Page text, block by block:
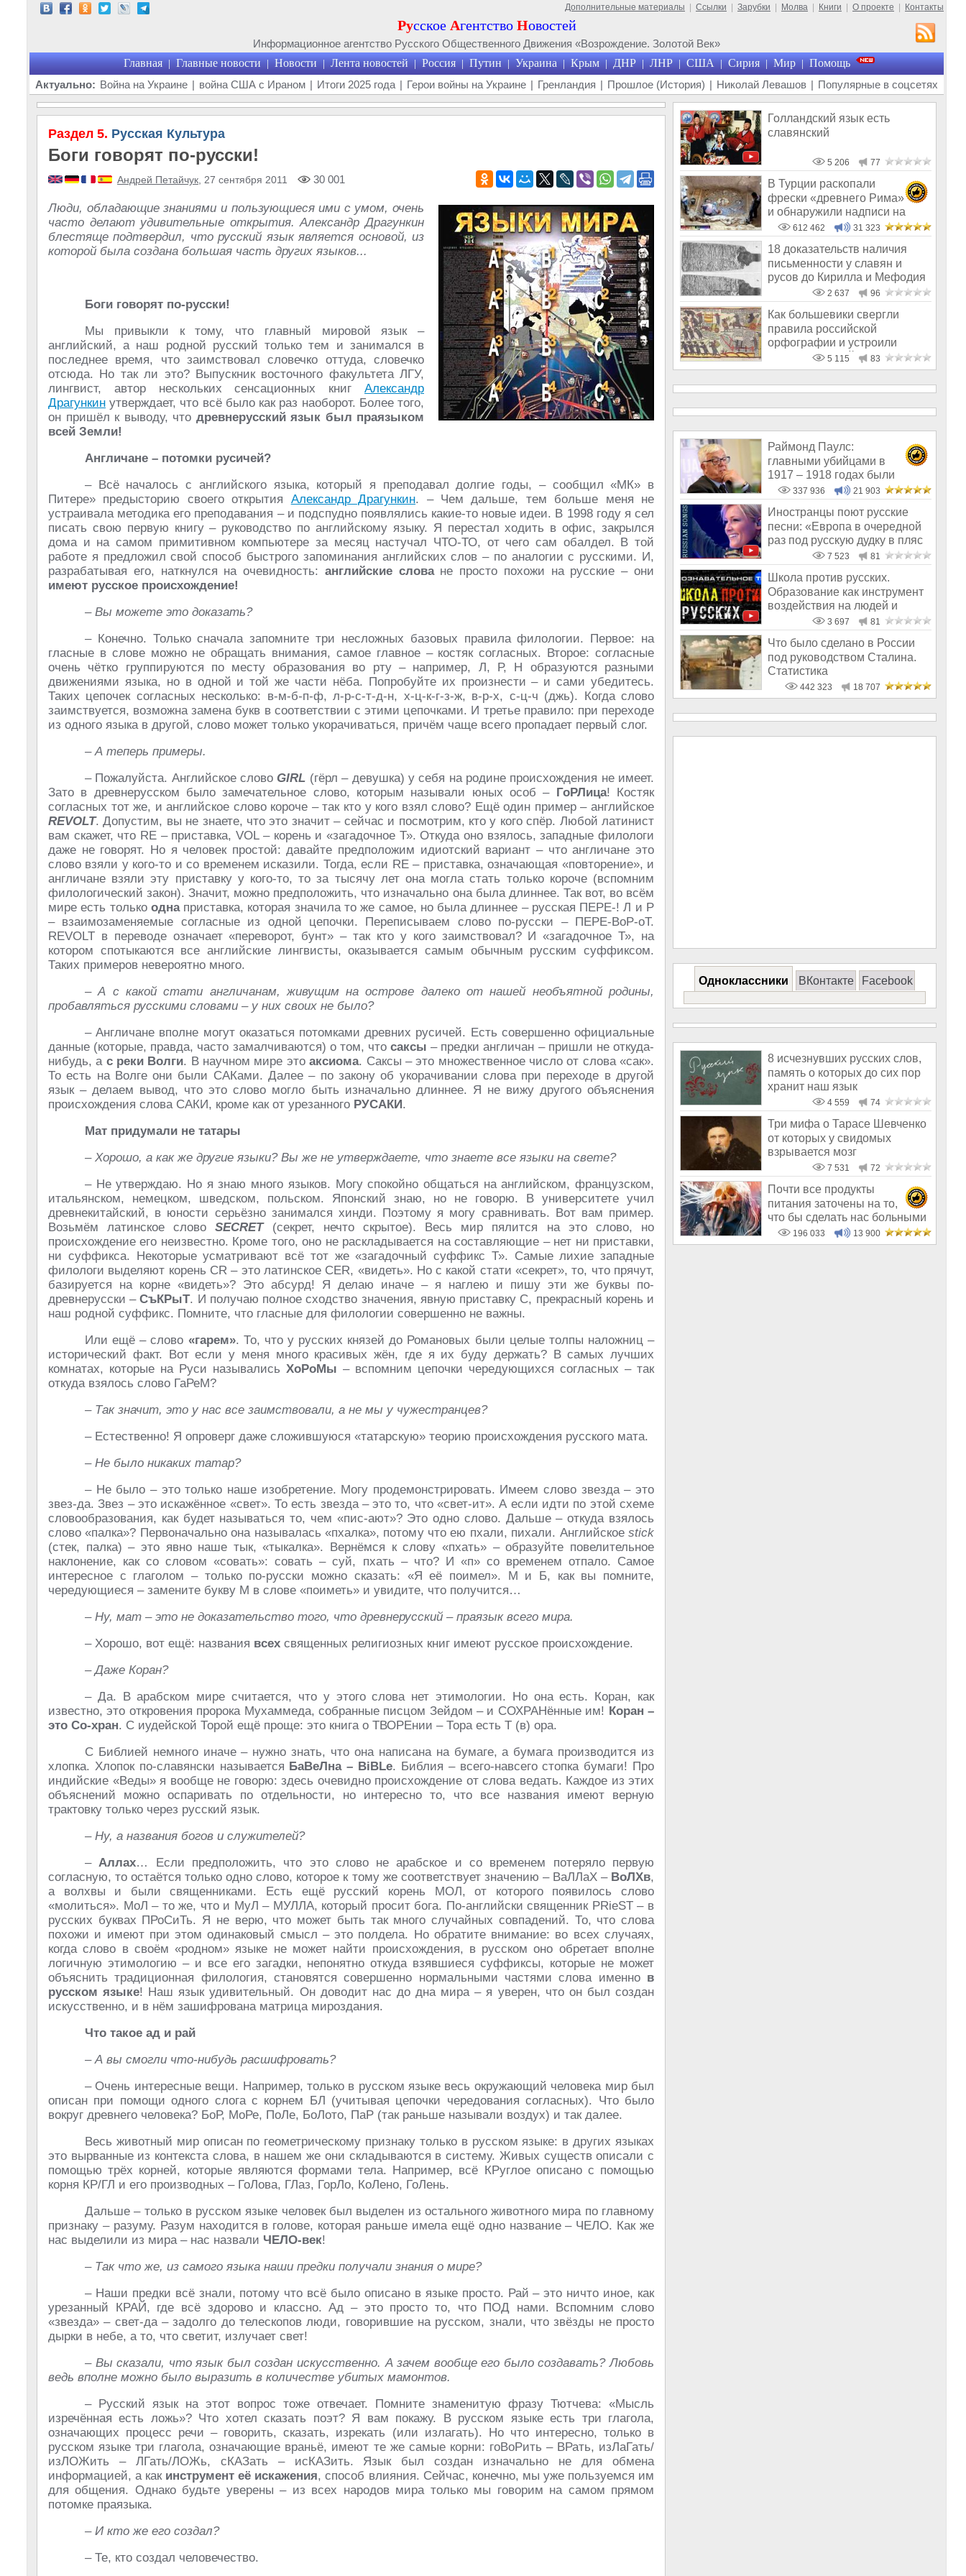
Дополнительные материалы Ссылки Зарубки Молва Книги О проекте Контакты
Русское Агентство Новостей
Информационное агентство Русского Общественного Движения «Возрождение. Золотой Век»
Главная | Главные новости | Новости | Лента новостей | Россия | Путин | Украина | Крым | ДНР | ЛНР | США | Сирия | Мир | Помощь
Актуально: Война на Украине | война США с Ираном | Итоги 2025 года | Герои войны на Украине | Гренландия | Прошлое (История) | Николай Левашов | Популярные в соцсетях
Раздел 5. Русская Культура
Боги говорят по-русски!
Андрей Петайчук , 27 сентября 2011 30 001
Люди, обладающие знаниями и пользующиеся ими с умом, очень
часто делают удивительные открытия. Александр Драгункин
блестяще подтвердил, что русский язык является основой, из
которой была создана большая часть других языков...
Боги говорят по-русски!
Мы привыкли к тому, что главный мировой язык –
английский, а наш родной русский только тем и занимался в
последнее время, что заимствовал словечко оттуда, словечко
отсюда. Но так ли это? Выпускник восточного факультета ЛГУ,
лингвист, автор нескольких сенсационных книг Александр
Драгункин утверждает, что всё было как раз наоборот. Более того,
он пришёл к выводу, что древнерусский язык был праязыком
всей Земли!
Англичане – потомки русичей?
– Всё началось с английского языка, который я преподавал долгие годы, – сообщил «МК» в
Питере» предысторию своего открытия Александр Драгункин. – Чем дальше, тем больше меня не
устраивала методика его преподавания – и подспудно появлялись какие-то новые идеи. В 1998 году я сел
писать свою первую книгу – руководство по английскому языку. Я перестал ходить в офис, закрылся
дома и на самом примитивном компьютере за месяц настучал ЧТО-ТО, от чего сам обалдел. В той
работе я предложил свой способ быстрого запоминания английских слов – по аналогии с русскими. И,
разрабатывая его, наткнулся на очевидность: английские словане просто похожи на русские – они
имеют русское происхождение!
– Вы можете это доказать?
– Конечно. Только сначала запомните три несложных базовых правила филологии. Первое: на
гласные в слове можно не обращать внимания, самое главное – костяк согласных. Второе: согласные
очень чётко группируются по месту образования во рту – например, Л, Р, Н образуются разными
движениями языка, но в одной и той же части нёба. Попробуйте их произнести – и сами убедитесь.
Таких цепочек согласных несколько: в-м-б-п-ф, л-р-с-т-д-н, х-ц-к-г-з-ж, в-р-х, с-ц-ч (джь). Когда слово
заимствуется, возможна замена букв в соответствии с этими цепочками. И третье правило: при переходе
из одного языка в другой, слово может только укорачиваться, причём чаще всего пропадает первый слог.
– А теперь примеры.
– Пожалуйста. Английское слово GIRL (гёрл – девушка) у себя на родине происхождения не имеет.
Зато в древнерусском было замечательное слово, которым называли юных особ – ГоРЛица! Костяк
согласных тот же, и английское слово короче – так кто у кого взял слово? Ещё один пример – английское
REVOLT. Допустим, вы не знаете, что это значит – сейчас и посмотрим, кто у кого спёр. Любой латинист
вам скажет, что RE – приставка, VOL – корень и «загадочное Т». Откуда оно взялось, западные филологи
даже не говорят. Но я человек простой: давайте предположим идиотский вариант – что англичане это
слово взяли у кого-то и со временем исказили. Тогда, если RE – приставка, означающая «повторение», и
англичане взяли эту приставку у кого-то, то за тысячу лет она могла стать только короче (вспомним
филологический закон). Значит, можно предположить, что изначально она была длиннее. Так вот, во всём
мире есть только однаприставка, которая значила то же самое, но была длиннее – русская ПЕРЕ-! Л и Р
– взаимозаменяемые согласные из одной цепочки. Переписываем слово по-русски – ПЕРЕ-ВоР-оТ.
REVOLT в переводе означает «переворот, бунт» – так кто у кого заимствовал? И «загадочное Т», на
котором спотыкаются все английские лингвисты, оказывается самым обычным русским суффиксом.
Таких примеров невероятно много.
– А с какой стати англичанам, живущим на острове далеко от нашей необъятной родины,
пробавляться русскими словами – у них своих не было?
– Англичане вполне могут оказаться потомками древних русичей. Есть совершенно официальные
данные (которые, правда, часто замалчиваются) о том, чтосаксы – предки англичан – пришли не откуда-
нибудь, а с реки Волги. В научном мире этоаксиома. Саксы – это множественное число от слова «сак».
То есть на Волге они были САКами. Далее – по закону об укорачивании слова при переходе в другой
язык – делаем вывод, что это слово могло быть изначально длиннее. Я не вижу другого объяснения
происхождения слова САКИ, кроме как от урезанного РУСАКИ.
Мат придумали не татары
– Хорошо, а как же другие языки? Вы же не утверждаете, что знаете все языки на свете?
– Не утверждаю. Но я знаю много языков. Могу спокойно общаться на английском, французском,
итальянском, немецком, шведском, польском. Японский знаю, но не говорю. В университете учил
древнекитайский, в юности серьёзно занимался хинди. Поэтому я могу сравнивать. Вот вам пример.
Возьмём латинское словоSECRET(секрет, нечто скрытое). Весь мир пялится на это слово, но
происхождение его неизвестно. Кроме того, оно не раскладывается на составляющие – нет ни приставки,
ни суффикса. Некоторые усматривают всё тот же «загадочный суффикс Т». Самые лихие западные
филологи выделяют корень CR – это латинское CER, «видеть». Но с какой стати «секрет», то, что прячут,
базируется на корне «видеть»? Это абсурд! Я делаю иначе – я наглею и пишу эти же буквы по-
древнерусски –СъКРыТ. И получаю полное сходство значения, явную приставку С, прекрасный корень и
наш родной суффикс. Помните, что гласные для филологии совершенно не важны.
Или ещё – слово «гарем». То, что у русских князей до Романовых были целые толпы наложниц –
исторический факт. Вот если у меня много красивых жён, где я их буду держать? В самых лучших
комнатах, которые на Руси назывались ХоРоМы – вспомним цепочки чередующихся согласных – так
откуда взялось слово ГаРеМ?
– Так значит, это у нас все заимствовали, а не мы у чужестранцев?
– Естественно! Я опроверг даже сложившуюся «татарскую» теорию происхождения русского мата.
– Не было никаких татар?
– Не было – это только наше изобретение. Могу продемонстрировать. Имеем слово звезда – это
звез-да. Звез – это искажённое «свет». То есть звезда – это то, что «свет-ит». А если идти по этой схеме
словообразования, как будет называться то, чем «пис-ают»? Это одно слово. Дальше – откуда взялось
слово «палка»? Первоначально она называлась «пхалка», потому что ею пхали, пихали. Английское stick
(стек, палка) – это явно наше тык, «тыкалка». Вернёмся к слову «пхать» – образуйте повелительное
наклонение, как со словом «совать»: совать – суй, пхать – что? И «п» со временем отпало. Самое
интересное с глаголом – только по-русски можно сказать: «Я её поимел». М и Б, как вы помните,
чередующиеся – замените букву М в слове «поиметь» и увидите, что получится…
– Ну, мат – это не доказательство того, что древнерусский – праязык всего мира.
– Хорошо, вот ещё: названия всех священных религиозных книг имеют русское происхождение.
– Даже Коран?
– Да. В арабском мире считается, что у этого слова нет этимологии. Но она есть. Коран, как
известно, это откровения пророка Мухаммеда, собранные писцом Зейдом – и СОХРАНённые им! Коран –
это Со-хран. С иудейской Торой ещё проще: это книга о ТВОРЕнии – Тора есть Т (в) ора.
С Библией немного иначе – нужно знать, что она написана на бумаге, а бумага производится из
хлопка. Хлопок по-славянски называется БаВеЛна – BiBLe. Библия – всего-навсего стопка бумаги! Про
индийские «Веды» я вообще не говорю: здесь очевидно происхождение от слова ведать. Каждое из этих
объяснений можно оспаривать по отдельности, но интересно то, что все названия имеют верную
трактовку только через русский язык.
– Ну, а названия богов и служителей?
–Аллах… Если предположить, что это слово не арабское и со временем потеряло первую
согласную, то остаётся только одно слово, которое к тому же соответствует значению – ВаЛЛаХ – ВоЛХв,
а волхвы и были священниками. Есть ещё русский корень МОЛ, от которого появилось слово
«молиться». МоЛ – то же, что и МуЛ – МУЛЛА, который просит бога. По-английски священник PRieST – в
русских буквах ПРоСиТь. Я не верю, что может быть так много случайных совпадений. То, что слова
похожи и имеют при этом одинаковый смысл – это полдела. Но обратите внимание: во всех случаях,
когда слово в своём «родном» языке не может найти происхождения, в русском оно обретает вполне
логичную этимологию – и все его загадки, непонятно откуда взявшиеся суффиксы, которые не может
объяснить традиционная филология, становятся совершенно нормальными частями слова именно в
русском языке! Наш язык удивительный. Он доводит нас до дна мира – я уверен, что он был создан
искусственно, и в нём зашифрована матрица мироздания.
Что такое ад и рай
– А вы смогли что-нибудь расшифровать?
– Очень интересные вещи. Например, только в русском языке весь окружающий человека мир был
описан при помощи одного слога с корнем БЛ (учитывая цепочки чередования согласных). Что было
вокруг древнего человека? БоР, МоРе, ПоЛе, БоЛото, ПаР (так раньше называли воздух) и так далее.
Весь животный мир описан по геометрическому признаку только в русском языке: в других языках
это вырванные из контекста слова, в нашем же они складываются в систему. Живых существ описали с
помощью трёх корней, которые являются формами тела. Например, всё КРуглое описано с помощью
корня КР/ГЛ и его производных – ГоЛова, ГЛаз, ГорЛо, КоЛено, ГоЛень.
Дальше – только в русском языке человек был выделен из остального животного мира по главному
признаку – разуму. Разум находится в голове, которая раньше имела ещё одно название – ЧЕЛО. Как же
нас выделили из мира – нас назвали ЧЕЛО-век!
– Так что же, из самого языка наши предки получали знания о мире?
– Наши предки всё знали, потому что всё было описано в языке просто. Рай – это ничто иное, как
урезанный КРАЙ, где всё здорово и классно. Ад – это просто то, что ПОД нами. Вспомним слово
«звезда» – свет-да – задолго до телескопов люди, говорившие на русском, знали, что звёзды не просто
дырки в небе, а то, что светит, излучает свет!
– Вы сказали, что язык был создан искусственно. А зачем вообще его было создавать? Любовь
ведь вполне можно было выразить в количестве убитых мамонтов.
– Русский язык на этот вопрос тоже отвечает. Помните знаменитую фразу Тютчева: «Мысль
изречённая есть ложь»? Что хотел сказать поэт? Я вам покажу. В русском языке есть три глагола,
означающих процесс речи – говорить, сказать, изрекать (или излагать). Но что интересно, только в
русском языке три глагола, означающие враньё, имеют те же самые корни: гоВоРить – ВРать, изЛаГать/
изЛОЖить – ЛГать/ЛОЖь, сКАЗать – исКАЗить. Язык был создан изначально не для обмена
информацией, а как инструмент её искажения, способ влияния. Сейчас, конечно, мы уже пользуемся им
для общения. Однако будьте уверены – из всех народов мира только мы говорим на самом прямом
потомке праязыка.
– И кто же его создал?
– Те, кто создал человечество.
Голландский язык есть
славянский
5 206 77
В Турции раскопали
фрески «древнего Рима»
и обнаружили надписи на
Русском!
612 462 31 323
18 доказательств наличия
письменности у славян и
русов до Кирилла и Мефодия
2 637 96
Как большевики свергли
правила российской
орфографии и устроили
грамматический терр
5 115 83
Раймонд Паулс:
главными убийцами в
1917 – 1918 годах были
латыши и евреи, а не русс
337 936 21 903
Иностранцы поют русские
песни: «Европа в очередной
раз под русскую дудку в пляс
7 523 81
Школа против русских.
Образование как инструмент
воздействия на людей и
государство3 697 81
Что было сделано в России
под руководством Сталина.
Статистика
442 323 18 707
Одноклассники ВКонтакте Facebook
8 исчезнувших русских слов,
память о которых до сих пор
хранит наш язык
4 559 74
Три мифа о Тарасе Шевченко
от которых у свидомых
взрывается мозг
7 531 72
Почти все продукты
питания заточены на то,
что бы сделать нас больными
и бесплодным
196 033 13 900